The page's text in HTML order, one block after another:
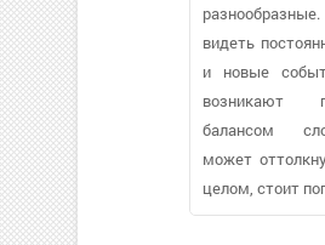
видеть
и новые
возникают
балансом
может
целом, стоит